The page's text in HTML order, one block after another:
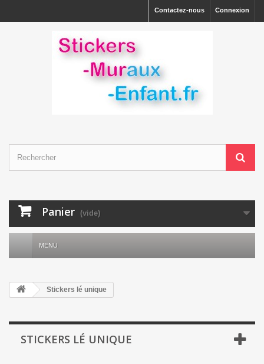
Connexion
Contactez-nous
Panier (vide)
MENU
Stickers lé unique
STICKERS LÉ UNIQUE